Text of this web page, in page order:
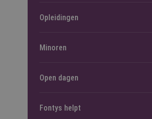
Opleidingen
Minoren
Open dagen
Fontys helpt